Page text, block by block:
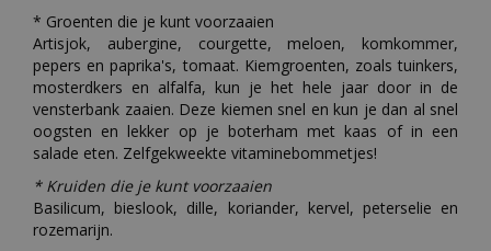
* Groenten die je kunt voorzaaien
Artisjok, aubergine, courgette, meloen, komkommer,
pepers en paprika's, tomaat. Kiemgroenten, zoals tuinkers,
mosterdkers en alfalfa, kun je het hele jaar door in de
vensterbank zaaien. Deze kiemen snel en kun je dan al snel
oogsten en lekker op je boterham met kaas of in een
salade eten. Zelfgekweekte vitaminebommetjes!
* Kruiden die je kunt voorzaaien
Basilicum, bieslook, dille, koriander, kervel, peterselie en
rozemarijn.